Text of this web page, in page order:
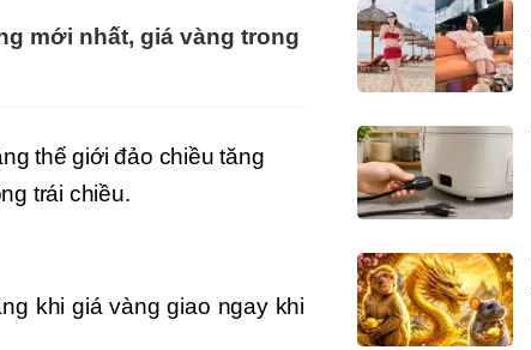
mới nhất, giá vàng trong
thế giới đảo chiều tăng
trái chiều.
khi giá vàng giao ngay khi